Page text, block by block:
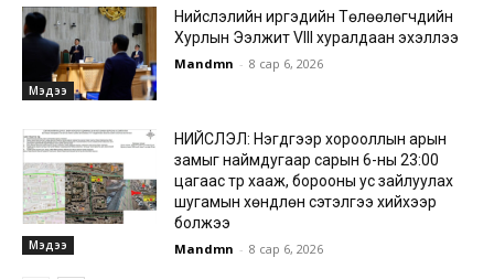
Мэдээ
Нийслэлийн иргэдийн Төлөөлөгчдийн
Хурлын Ээлжит VIII хуралдаан эхэллээ
Mandmn - 8 сар 6, 2026
Мэдээ
НИЙСЛЭЛ: Нэгдүгээр хорооллын арын
замыг наймдугаар сарын 6-ны 23:00
цагаас түр хааж, борооны ус зайлуулах
шугамын хөндлөн сэтэлгээ хийхээр
болжээ
Mandmn - 8 сар 6, 2026